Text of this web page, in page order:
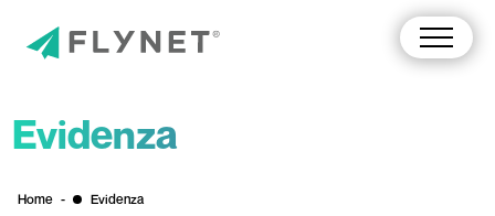
Evidenza
Home - Evidenza